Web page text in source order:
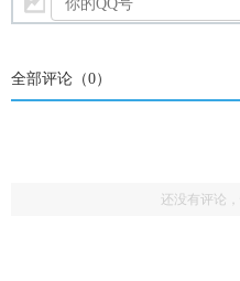
全部评论（0）
还没有评论